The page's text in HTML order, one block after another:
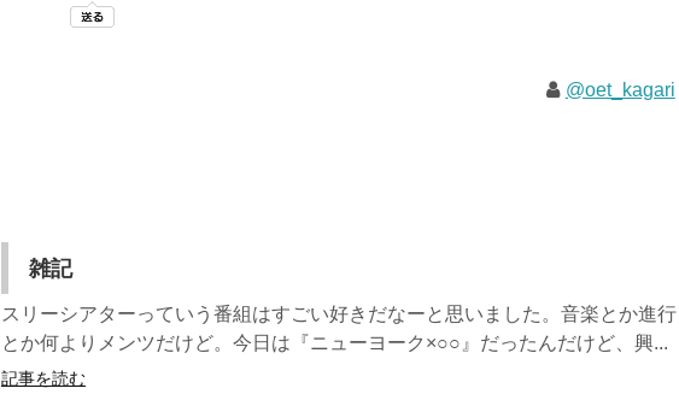
@oet_kagari
雑記
スリーシアターっていう番組はすごい好きだなーと思いました。音楽とか進行
とか何よりメンツだけど。今日は『ニューヨーク×○○』だったんだけど、興...
記事を読む